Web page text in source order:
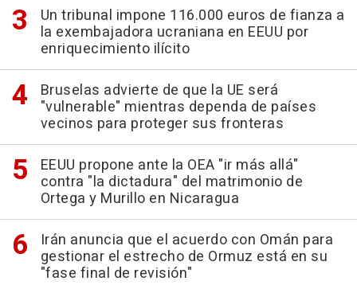
Un tribunal impone 116.000 euros de fianza a
la exembajadora ucraniana en EEUU por
enriquecimiento ilícito
Bruselas advierte de que la UE será
"vulnerable" mientras dependa de países
vecinos para proteger sus fronteras
EEUU propone ante la OEA "ir más allá"
contra "la dictadura" del matrimonio de
Ortega y Murillo en Nicaragua
Irán anuncia que el acuerdo con Omán para
gestionar el estrecho de Ormuz está en su
"fase final de revisión"